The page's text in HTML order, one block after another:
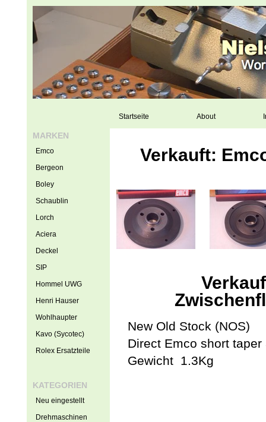
Startseite About
Verkauft:
New Old Stock (NOS)
Direct Emco short
Gewicht 1.3Kg
MARKEN
Emco
Bergeon
Boley
Schaublin
Lorch
Aciera
Deckel
SIP
Hommel UWG
Henri Hauser
Wohlhaupter
Kavo (Sycotec)
Rolex Ersatzteile
KATEGORIEN
Neu eingestellt
Drehmaschinen